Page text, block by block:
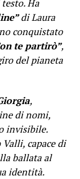
Ha
di Laura
conquistato
te partirò”,
del pianeta
,
di nomi,
invisibile.
capace di
ballata al
identità.